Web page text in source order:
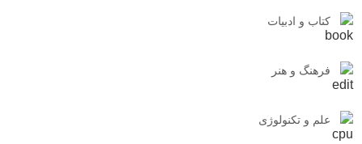
کتاب و ادبیات
فرهنگ و هنر
علم و تکنولوژی